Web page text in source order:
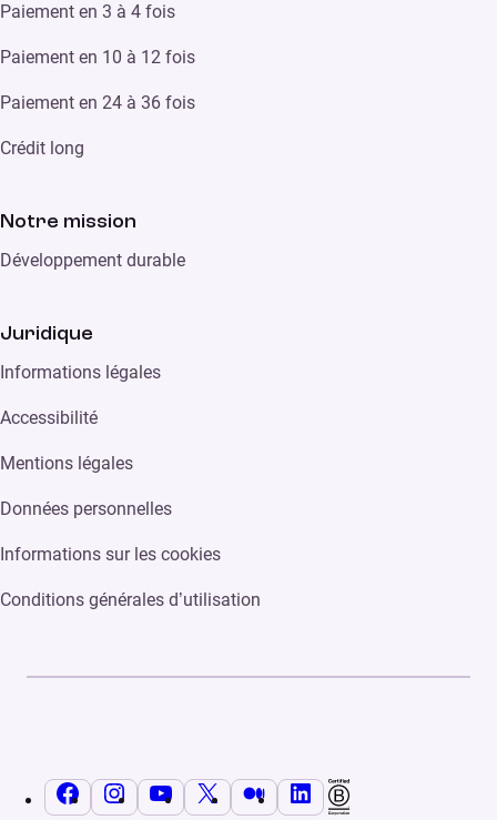
Paiement en 3 à 4 fois
Paiement en 10 à 12 fois
Paiement en 24 à 36 fois
Crédit long
Notre mission
Développement durable
Juridique
Informations légales
Accessibilité
Mentions légales
Données personnelles
Informations sur les cookies
Conditions générales d’utilisation
FacebookInstagramYouTubeX MediumLinkedIn